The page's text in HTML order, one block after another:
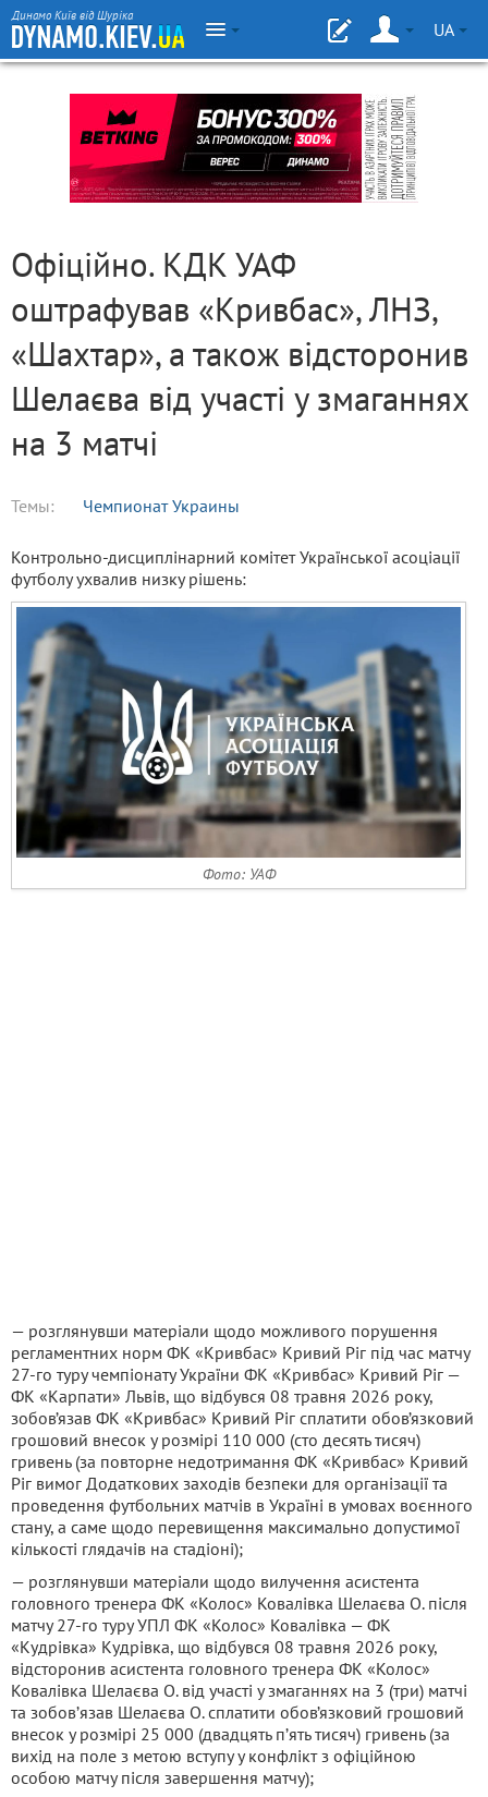
Динамо Київ від Шуріка
UA
Офіційно. КДК УАФ
оштрафував «Кривбас», ЛНЗ,
«Шахтар», а також відсторонив
Шелаєва від участі у змаганнях
на 3 матчі
Темы: Чемпионат Украины
Контрольно-дисциплінарний комітет Української асоціації
футболу ухвалив низку рішень:
Фото: УАФ
— розглянувши матеріали щодо можливого порушення
регламентних норм ФК «Кривбас» Кривий Ріг під час матчу
27-го туру чемпіонату України ФК «Кривбас» Кривий Ріг —
ФК «Карпати» Львів, що відбувся 08 травня 2026 року,
зобов’язав ФК «Кривбас» Кривий Ріг сплатити обов’язковий
грошовий внесок у розмірі 110 000 (сто десять тисяч)
гривень (за повторне недотримання ФК «Кривбас» Кривий
Ріг вимог Додаткових заходів безпеки для організації та
проведення футбольних матчів в Україні в умовах воєнного
стану, а саме щодо перевищення максимально допустимої
кількості глядачів на стадіоні);
— розглянувши матеріали щодо вилучення асистента
головного тренера ФК «Колос» Ковалівка Шелаєва О. після
матчу 27-го туру УПЛ ФК «Колос» Ковалівка — ФК
«Кудрівка» Кудрівка, що відбувся 08 травня 2026 року,
відсторонив асистента головного тренера ФК «Колос»
Ковалівка Шелаєва О. від участі у змаганнях на 3 (три) матчі
та зобовʼязав Шелаєва О. сплатити обов’язковий грошовий
внесок у розмірі 25 000 (двадцять пʼять тисяч) гривень (за
вихід на поле з метою вступу у конфлікт з офіційною
особою матчу після завершення матчу);